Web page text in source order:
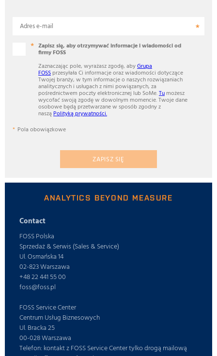
Adres e-mail
Zapisz się, aby otrzymywać informacje i wiadomości od
firmy FOSS
Zaznaczając pole, wyrażasz zgodę, abyGrupa
FOSS przesyłała Ci informacje oraz wiadomości dotyczące
Twojej branży, w tym informacje o naszych rozwiązaniach
analitycznych i usługach z nimi powiązanych, za
pośrednictwem poczty elektronicznej lub SoMe.Tu możesz
wycofać swoją zgodę w dowolnym momencie. Twoje dane
osobowe będą przetwarzane w sposób zgodny z
naszą Polityką prywatności.
Pola obowiązkowe
ZAPISZ SIĘ
ANALYTICS BEYOND MEASURE
Contact
FOSS Polska
Sprzedaż & Serwis (Sales & Service)
Ul. Osmańska 14
02-823 Warszawa
+48 22 441 55 00
foss@foss.pl
FOSS Service Center
Centrum Usług Biznesowych
Ul. Bracka 25
00-028 Warszawa
Telefon: kontakt z FOSS Service Center tylko drogą mailową